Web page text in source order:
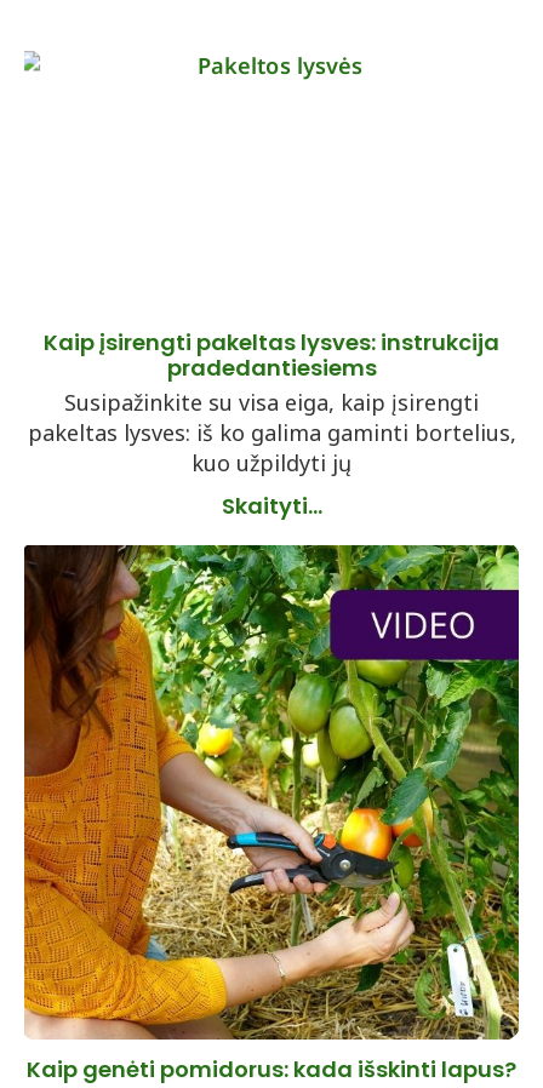
Kaip įsirengti pakeltas lysves: instrukcija
pradedantiesiems
Susipažinkite su visa eiga, kaip įsirengti
pakeltas lysves: iš ko galima gaminti bortelius,
kuo užpildyti jų
Skaityti...
Kaip genėti pomidorus: kada išskinti lapus?